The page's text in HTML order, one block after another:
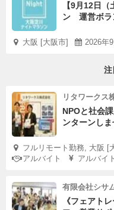
【9月12日
ン 運営ボラ
大阪 [大阪市] 2026年
注
リタワークス
NPOと社会
ンターンしま
フルリモート勤務, 大阪 [
アルバイト
アルバイ
有限会社シサ
《フェアト